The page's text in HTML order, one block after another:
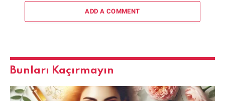
ADD A COMMENT
Bunları Kaçırmayın